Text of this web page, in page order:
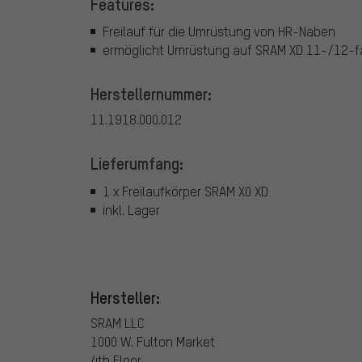
Freilauf für die Umrüstung von HR-Naben
ermöglicht Umrüstung auf SRAM XD 11-/12-
Herstellernummer:
11.1918.000.012
Lieferumfang:
1 x Freilaufkörper SRAM X0 XD
inkl. Lager
Hersteller:
SRAM LLC
1000 W. Fulton Market